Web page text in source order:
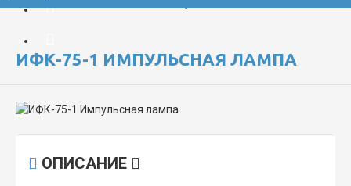
ИФК-75-1 ИМПУЛЬСНАЯ ЛАМПА
ОПИСАНИЕ